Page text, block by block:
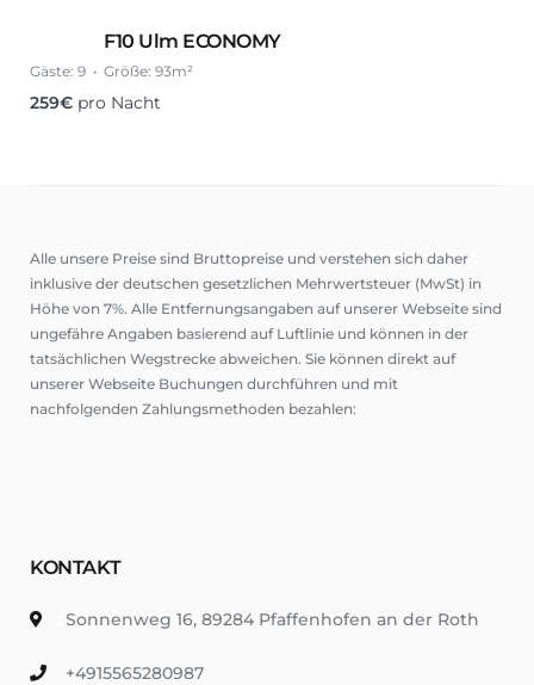
F10 Ulm ECONOMY
Gäste: 9 Größe: 93m²
259€ pro Nacht
Alle unsere Preise sind Bruttopreise und verstehen sich daher
inklusive der deutschen gesetzlichen Mehrwertsteuer (MwSt) in
Höhe von 7%. Alle Entfernungsangaben auf unserer Webseite sind
ungefähre Angaben basierend auf Luftlinie und können in der
tatsächlichen Wegstrecke abweichen. Sie können direkt auf
unserer Webseite Buchungen durchführen und mit
nachfolgenden Zahlungsmethoden bezahlen:
KONTAKT
Sonnenweg 16, 89284 Pfaffenhofen an der Roth
+4915565280987